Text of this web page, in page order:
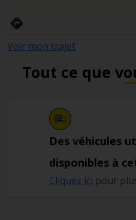
Voir mon trajet
Tout ce que
Des véhicules
disponibles à
Cliquez ici pour